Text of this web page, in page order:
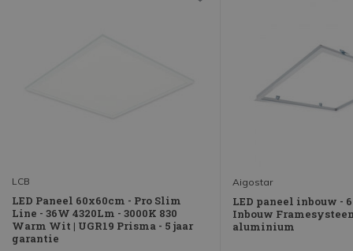
LCB
LED Paneel 60x60cm - Pro Slim
Line - 36W 4320Lm - 3000K 830
Warm Wit | UGR19 Prisma - 5 jaar
garantie
Aigostar
LED paneel inbouw -
Inbouw
aluminium